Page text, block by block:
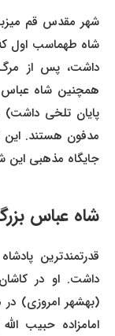
شهر مقدس قم
شاه طهماسب اول که
داشت، پس از مرگ
همچنین شاه عباس
پایان تلخی
مدفون هستند. این
جایگاه مذهبی این
شاه عباس
قدرتمندترین
داشت. او در کاشان
(بهشهر امروزی) در
امامزاده حبیب